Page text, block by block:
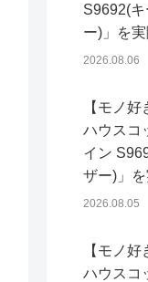
S9692(
ー)」を
2026.08.06
【モノ
ハウスコ
イン
ザー)」
2026.08.05
【モノ
ハウスコ